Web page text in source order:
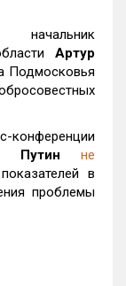
Артур
Подмосковья
конференции
Путин
не
в
проблемы